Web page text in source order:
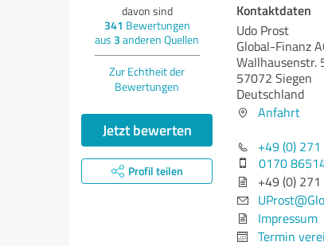
davon sind
341 Bewertungen
aus 3 anderen Quellen
Zur Echtheit der
Bewertungen
Jetzt bewerten
Profil teilen
Kontaktdaten
Udo Prost
Global-Finanz
Wallhausenstr.
57072 Siegen
Deutschland
Anfahrt
+49 (0)
0170
+49 (0)
Impressum
Termin